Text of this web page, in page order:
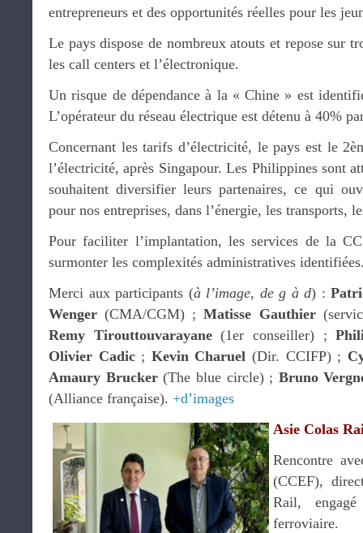
entrepreneurs et des opportunités réelles pour les
Le pays dispose de nombreux atouts et repose sur
les call centers et l’électronique.
Un risque de dépendance à la « Chine » est
L’opérateur du réseau électrique est détenu à 40%
Concernant les tarifs d’électricité, le pays est le
l’électricité, après Singapour. Les Philippines sont
souhaitent diversifier leurs partenaires, ce qui
pour nos entreprises, dans l’énergie, les transports,
Pour faciliter l’implantation, les services de la
surmonter les complexités administratives
Merci aux participants (à l’image, de g à d) :
Wenger (CMA/CGM) ;Matisse Gauthier
Remy Tirouttouvarayane(1er conseiller) ;
Olivier Cadic; Kevin Charuel (Dir. CCIFP) ;
Amaury Brucker(The blue circle) ; Bruno
(Alliance française). +d’images
Asie Colas
Rencontre
(CCEF),
Rail,
ferroviaire.